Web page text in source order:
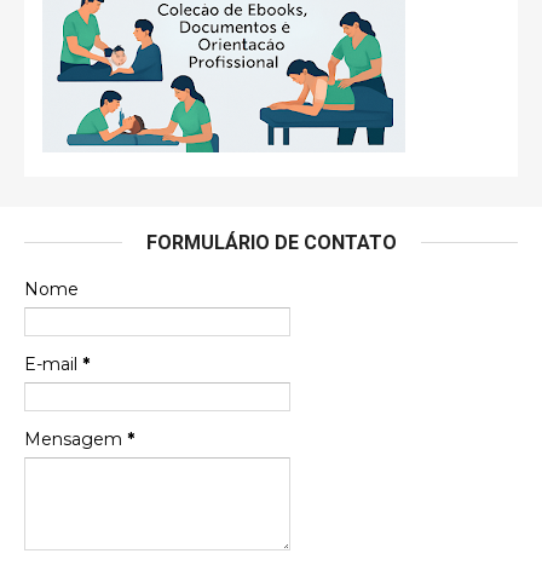
FORMULÁRIO DE CONTATO
Nome
E-mail *
Mensagem *